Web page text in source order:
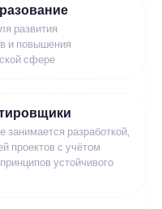
развития
и повышения
сфере
занимается разработкой,
проектов с учётом
устойчивого